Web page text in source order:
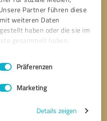
Partner führen diese
weiteren Daten
haben oder die sie im
gesammelt haben.
Präferenzen
Marketing
Details zeigen